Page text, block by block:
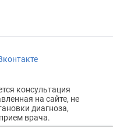
консультация
на сайте, не
диагноза,
врача.